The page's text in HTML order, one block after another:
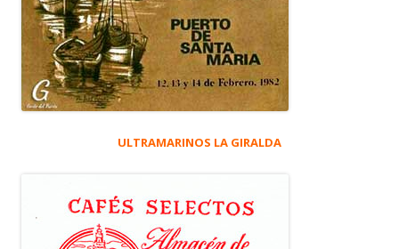
ULTRAMARINOS LA GIRALDA